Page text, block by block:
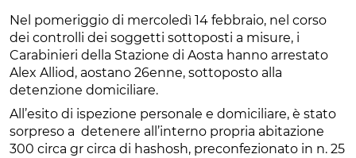
Nel pomeriggio di mercoledì 14 febbraio, nel corso
dei controlli dei soggetti sottoposti a misure, i
Carabinieri della Stazione di Aosta hanno arrestato
Alex Alliod, aostano 26enne, sottoposto alla
detenzione domiciliare.
All’esito di ispezione personale e domiciliare, è stato
sorpreso a detenere all’interno propria abitazione
300 circa gr circa di hashosh, preconfezionato in n. 25